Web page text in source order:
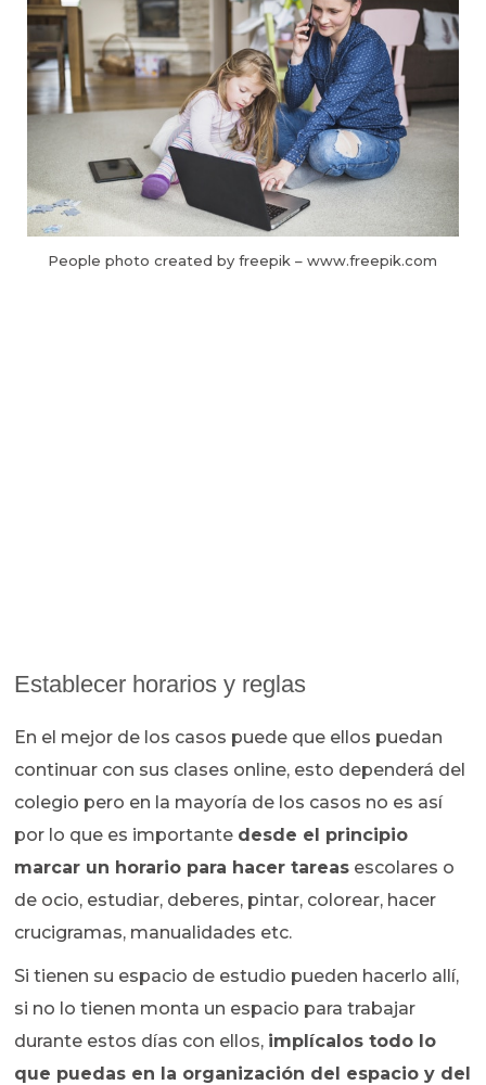
People photo created by freepik – www.freepik.com
Establecer horarios y reglas
En el mejor de los casos puede que ellos puedan
continuar con sus clases online, esto dependerá del
colegio pero en la mayoría de los casos no es así
por lo que es importante desde el principio
marcar un horario para hacer tareas escolares o
de ocio, estudiar, deberes, pintar, colorear, hacer
crucigramas, manualidades etc.
Si tienen su espacio de estudio pueden hacerlo allí,
si no lo tienen monta un espacio para trabajar
durante estos días con ellos, implícalos todo lo
que puedas en la organización del espacio y del